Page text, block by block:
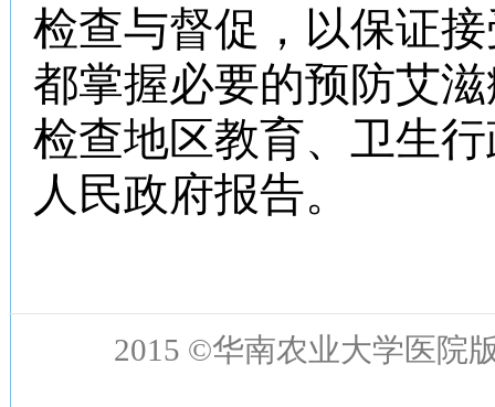
检查与督促，以保证
都掌握必要的预防艾
检查地区教育、卫生
人民政府报告。
2015 ©华南农业大学医